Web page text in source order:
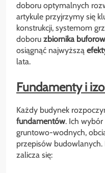
doboru optymalnych
artykule przyjrzymy się
konstrukcji, systemom
doboru zbiornika
osiągnąć najwyższą
lata.
Fundamenty i
Każdy budynek
fundamentów. Ich
gruntowo-wodnych,
przepisów
zalicza się: